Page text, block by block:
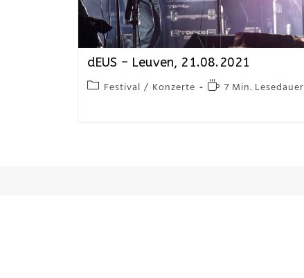
dEUS – Leuven, 21.08.2021
Festival / Konzerte 7 Min. Lesedauer